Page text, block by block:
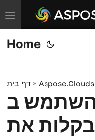
T
o
g
e
n
v
Home
דף בית » Aspose.Clouds
השתמש ב-C# .NET
את